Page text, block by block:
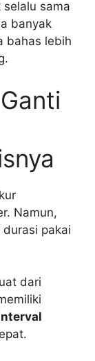
sama
banyak
bahas lebih
Namun,
durasi pakai
dari